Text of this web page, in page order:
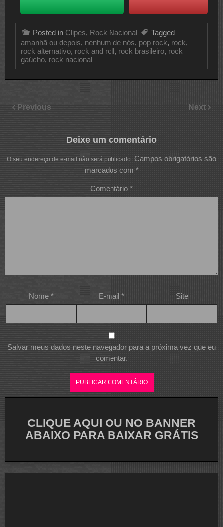
Posted in Clipes, Rock Nacional
Tagged
amanhã ou depois, nenhum de nós, pop rock, rock,
rock alternativo, rock and roll, rock brasileiro, rock
gaúcho, rock nacional
Previous Next
Deixe um comentário
O seu endereço de e-mail não será publicado. Campos obrigatórios são
marcados com *
Comentário *
Nome * E-mail * Site
Salvar meus dados neste navegador para a próxima vez que eu
comentar.
CLIQUE AQUI OU NO BANNER
ABAIXO PARA BAIXAR GRÁTIS